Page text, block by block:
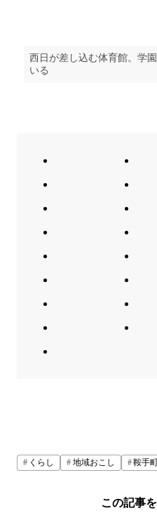
西日が差し込む体育館。学
いる
くらし 地域おこし 鞍手
この記事